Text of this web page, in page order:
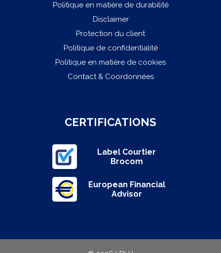
Politique en matière de durabilité
Disclaimer
Protection du client
Politique de confidentialité
Politique en matière de cookies
Contact & Coordonnées
CERTIFICATIONS
Label Courtier
Brocom
European Financial
Advisor